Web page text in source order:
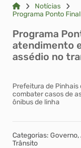
Notícias
Programa
atendimento
assédio no
Prefeitura de Pinhais
combater casos de
ônibus de linha
Categorias:
Trânsito